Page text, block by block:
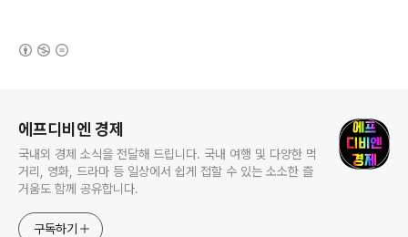
에프디비엔 경제
국내외 경제 소식을 전달해 드립니다. 국내 여행 및 다양한 먹
거리, 영화, 드라마 등 일상에서 쉽게 접할 수 있는 소소한 즐
거움도 함께 공유합니다.
구독하기